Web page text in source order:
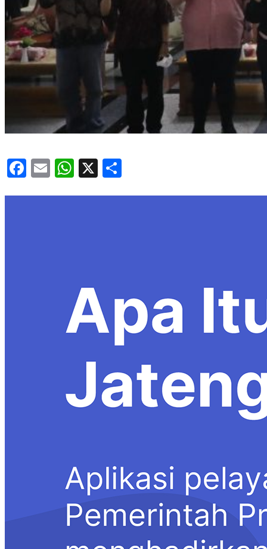
Facebook
EmailWhatsApp
X